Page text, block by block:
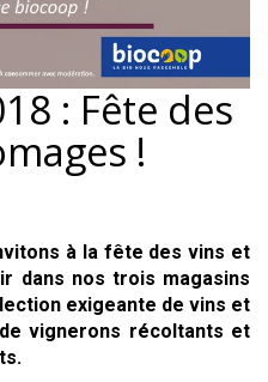
: Fête des
!
à la fête des vins et
dans nos trois magasins
exigeante de vins et
vignerons récoltants et